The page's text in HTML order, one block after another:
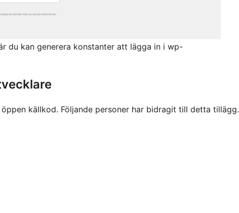
du kan generera konstanter att lägga in i wp-
öppen källkod. Följande personer har bidragit till detta tillägg.